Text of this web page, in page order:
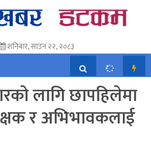
शनिबार, साउन २२, २०८३
लागि छापहिलेमा
र अभिभावकलाई